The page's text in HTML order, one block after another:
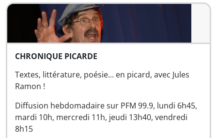
CHRONIQUE PICARDE
Textes, littérature, poésie... en picard, avec Jules
Ramon !
Diffusion hebdomadaire sur PFM 99.9, lundi 6h45,
mardi 10h, mercredi 11h, jeudi 13h40, vendredi
8h15